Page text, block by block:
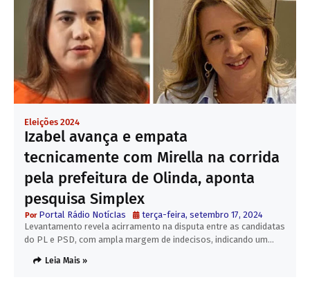
Eleições 2024
Izabel avança e empata
tecnicamente com Mirella na corrida
pela prefeitura de Olinda, aponta
pesquisa Simplex
Portal Rádio NotícIas
terça-feira, setembro 17, 2024
Levantamento revela acirramento na disputa entre as candidatas
do PL e PSD, com ampla margem de indecisos, indicando um…
Leia Mais »